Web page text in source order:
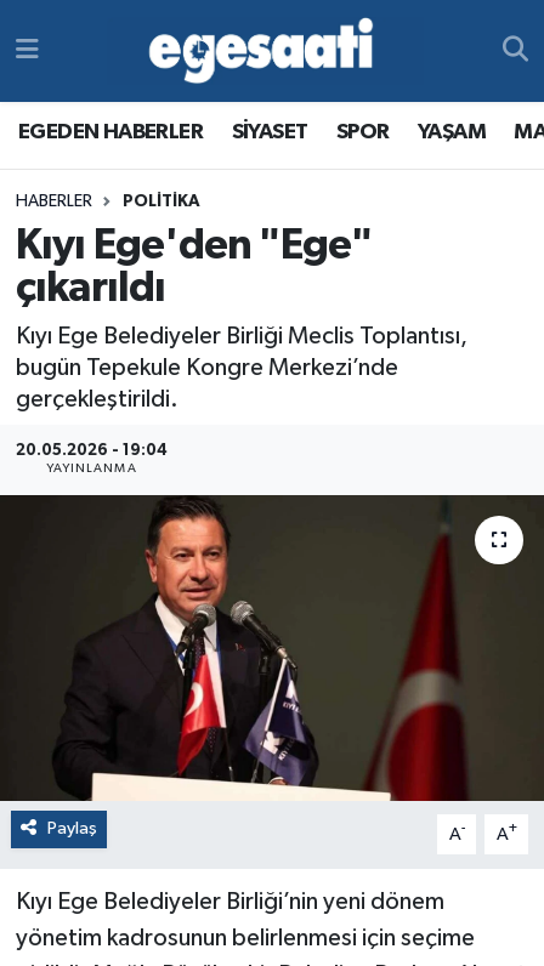
EGEDEN HABERLER SİYASET SPOR YAŞAM
HABERLER POLITIKA
Kıyı Ege'den "Ege"
çıkarıldı
Kıyı Ege Belediyeler Birliği Meclis Toplantısı,
bugün Tepekule Kongre Merkezi’nde
gerçekleştirildi.
20.05.2026 - 19:04
YAYINLANMA
Paylaş A- A+
Kıyı Ege Belediyeler Birliği’nin yeni dönem
yönetim kadrosunun belirlenmesi için seçime
MAGAZİN
RESMİ REKLAMLAR
YAŞAM
MAGAZİN
RESMİ REKLAMLAR
Egemax TV
Tüm Manşetler
Son Dakika Haberleri
Haber Arşivi